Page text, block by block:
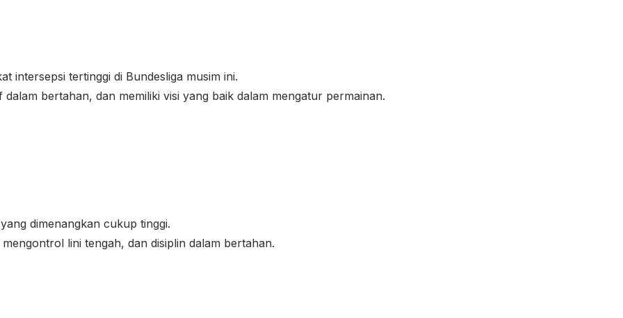
intersepsi tertinggi di Bundesliga musim ini.
bertahan, dan memiliki visi yang baik dalam mengatur permainan.
dimenangkan cukup tinggi.
lini tengah, dan disiplin dalam bertahan.